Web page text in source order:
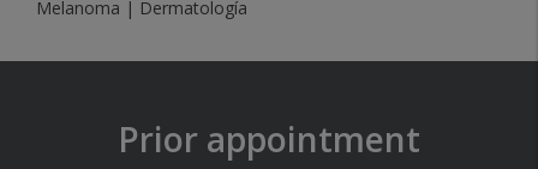
Melanoma | Dermatología
Prior appointment